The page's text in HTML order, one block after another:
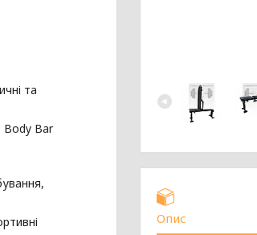
Опис
та
Body Bar